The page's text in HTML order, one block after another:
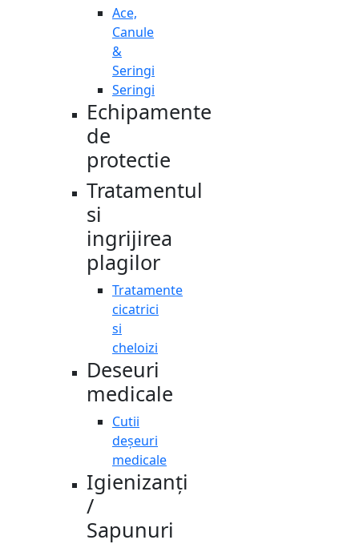
Ace,
Canule
&
Seringi
Seringi
Echipamente
de
protectie
Tratamentul
si
ingrijirea
plagilor
Tratamente
cicatrici
si
cheloizi
Deseuri
medicale
Cutii
deșeuri
medicale
Igienizanți
/
Sapunuri